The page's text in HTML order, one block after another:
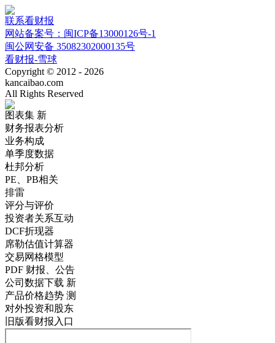
联系看财报
网站备案号：闽ICP备13000126号-1
闽公网安备 35082302000135号
看财报-雪球
Copyright © 2012 - 2026
kancaibao.com
All Rights Reserved
图表集 新
财务报表分析
业务构成
单季度数据
杜邦分析
PE、PB相关
排雷
评分与评价
投资者关系互动
DCF折现器
席勒估值计算器
交易网格模型
PDF 财报、公告
公司数据下载 新
产品价格趋势 测
对外投资和股东
旧版看财报入口